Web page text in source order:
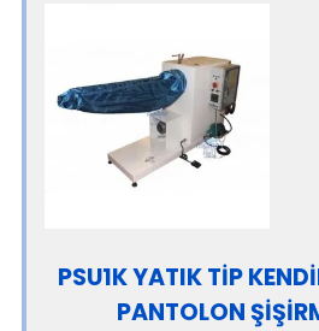
PSU1K YATIK TİP
PANTOLON